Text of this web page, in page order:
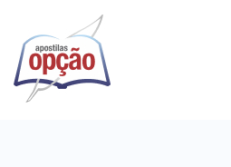
content